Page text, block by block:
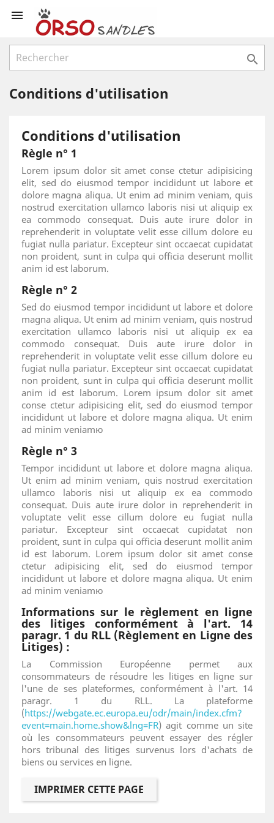


Conditions d'utilisation
Conditions d'utilisation
Règle n° 1
Lorem ipsum dolor sit amet conse ctetur adipisicing
elit, sed do eiusmod tempor incididunt ut labore et
dolore magna aliqua. Ut enim ad minim veniam, quis
nostrud exercitation ullamco laboris nisi ut aliquip ex
ea commodo consequat. Duis aute irure dolor in
reprehenderit in voluptate velit esse cillum dolore eu
fugiat nulla pariatur. Excepteur sint occaecat cupidatat
non proident, sunt in culpa qui officia deserunt mollit
anim id est laborum.
Règle n° 2
Sed do eiusmod tempor incididunt ut labore et dolore
magna aliqua. Ut enim ad minim veniam, quis nostrud
exercitation ullamco laboris nisi ut aliquip ex ea
commodo consequat. Duis aute irure dolor in
reprehenderit in voluptate velit esse cillum dolore eu
fugiat nulla pariatur. Excepteur sint occaecat cupidatat
non proident, sunt in culpa qui officia deserunt mollit
anim id est laborum. Lorem ipsum dolor sit amet
conse ctetur adipisicing elit, sed do eiusmod tempor
incididunt ut labore et dolore magna aliqua. Ut enim
ad minim veniamю
Règle n° 3
Tempor incididunt ut labore et dolore magna aliqua.
Ut enim ad minim veniam, quis nostrud exercitation
ullamco laboris nisi ut aliquip ex ea commodo
consequat. Duis aute irure dolor in reprehenderit in
voluptate velit esse cillum dolore eu fugiat nulla
pariatur. Excepteur sint occaecat cupidatat non
proident, sunt in culpa qui officia deserunt mollit anim
id est laborum. Lorem ipsum dolor sit amet conse
ctetur adipisicing elit, sed do eiusmod tempor
incididunt ut labore et dolore magna aliqua. Ut enim
ad minim veniamю
Informations sur le règlement en ligne
des litiges conformément à l'art. 14
paragr. 1 du RLL (Règlement en Ligne des
Litiges) :
La Commission Européenne permet aux
consommateurs de résoudre les litiges en ligne sur
l'une de ses plateformes, conformément à l'art. 14
paragr. 1 du RLL. La plateforme
(https://webgate.ec.europa.eu/odr/main/index.cfm?
event=main.home.show&lng=FR) agit comme un site
où les consommateurs peuvent essayer des régler
hors tribunal des litiges survenus lors d'achats de
biens ou services en ligne.